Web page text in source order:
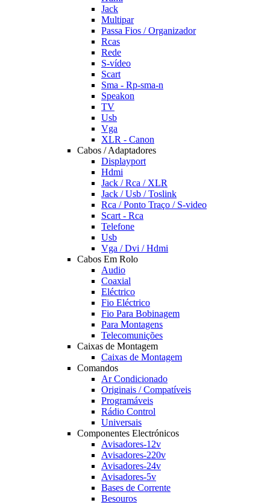
Jack
Multipar
Passa Fios / Organizador
Rcas
Rede
S-vídeo
Scart
Sma - Rp-sma-n
Speakon
TV
Usb
Vga
XLR - Canon
Cabos / Adaptadores
Displayport
Hdmi
Jack / Rca / XLR
Jack / Usb / Toslink
Rca / Ponto Traço / S-video
Scart - Rca
Telefone
Usb
Vga / Dvi / Hdmi
Cabos Em Rolo
Audio
Coaxial
Eléctrico
Fio Eléctrico
Fio Para Bobinagem
Para Montagens
Telecomunições
Caixas de Montagem
Caixas de Montagem
Comandos
Ar Condicionado
Originais / Compatíveis
Programáveis
Rádio Control
Universais
Componentes Electrónicos
Avisadores-12v
Avisadores-220v
Avisadores-24v
Avisadores-5v
Bases de Corrente
Besouros